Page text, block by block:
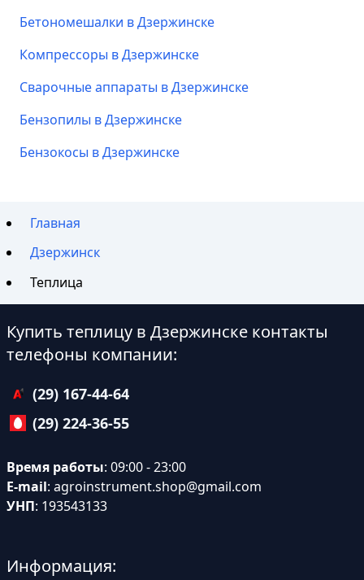
Бетономешалки в Дзержинске
Компрессоры в Дзержинске
Сварочные аппараты в Дзержинске
Бензопилы в Дзержинске
Бензокосы в Дзержинске
Главная
Дзержинск
Теплица
Купить теплицу в Дзержинске контакты
телефоны компании:
(29) 167-44-64
(29) 224-36-55
Время работы: 09:00 - 23:00
E-mail: agroinstrument.shop@gmail.com
УНП: 193543133
Информация: